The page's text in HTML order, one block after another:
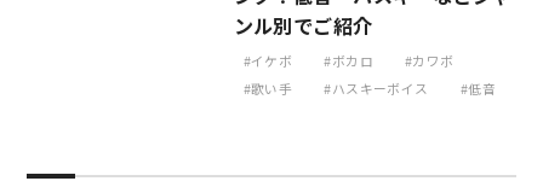
ンル別でご紹介
イケボ ボカロ
カワボ
歌い手
ハスキーボイス 低音